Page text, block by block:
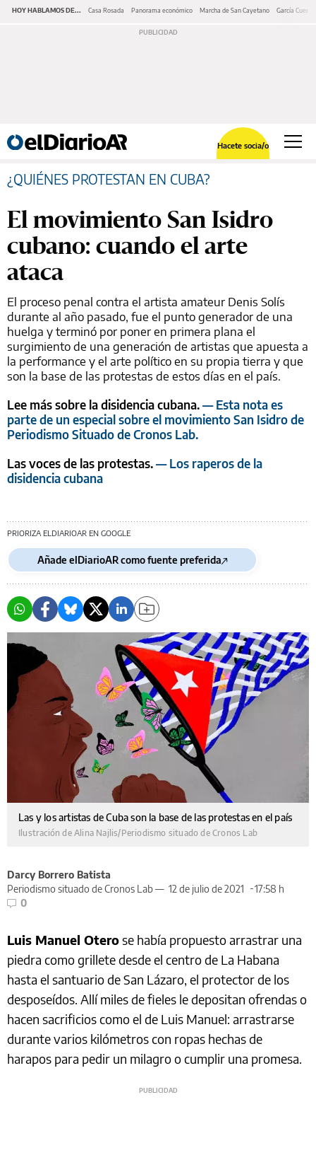
HOY HABLAMOS DE... Casa Rosada Panorama económico Marcha de San Cayetano García Cuerva
Hacete socia/o
¿QUIÉNES PROTESTAN EN CUBA?
El movimiento San Isidro
cubano: cuando el arte
ataca
El proceso penal contra el artista amateur Denis Solís
durante al año pasado, fue el punto generador de una
huelga y terminó por poner en primera plana el
surgimiento de una generación de artistas que apuesta a
la performance y el arte político en su propia tierra y que
son la base de las protestas de estos días en el país.
Lee más sobre la disidencia cubana.— Esta nota es
parte de un especial sobre el movimiento San Isidro de
Periodismo Situado de Cronos Lab.
Las voces de las protestas.— Los raperos de la
disidencia cubana
PRIORIZA ELDIARIOAR EN GOOGLE
Añade elDiarioAR como fuente preferida
Las y los artistas de Cuba son la base de las protestas en el país
Ilustración de Alina Najlis/Periodismo situado de Cronos Lab
Darcy Borrero Batista
Periodismo situado de Cronos Lab — 12 de julio de 2021
17:58 h
0
Luis Manuel Oterose había propuesto arrastrar una
piedra como grillete desde el centro de La Habana
hasta el santuario de San Lázaro, el protector de los
desposeídos. Allí miles de fieles le depositan ofrendas o
hacen sacrificios como el de Luis Manuel: arrastrarse
durante varios kilómetros con ropas hechas de
harapos para pedir un milagro o cumplir una promesa.